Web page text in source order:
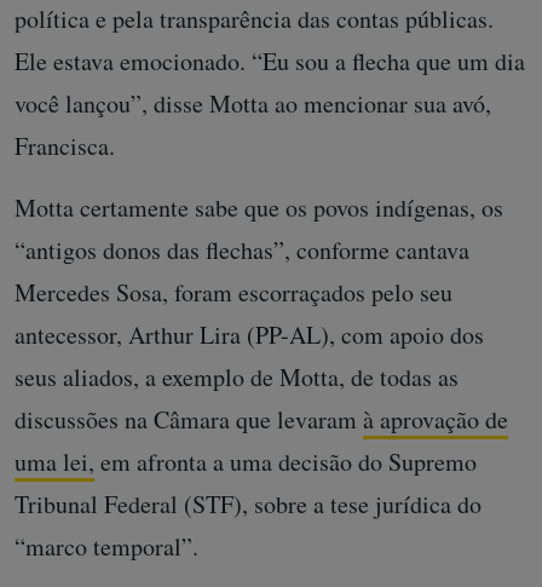
política e pela transparência das contas públicas.
Ele estava emocionado. “Eu sou a flecha que um dia
você lançou”, disse Motta ao mencionar sua avó,
Francisca.
Motta certamente sabe que os povos indígenas, os
“antigos donos das flechas”, conforme cantava
Mercedes Sosa, foram escorraçados pelo seu
antecessor, Arthur Lira (PP-AL), com apoio dos
seus aliados, a exemplo de Motta, de todas as
discussões na Câmara que levaram à aprovação de
uma lei, em afronta a uma decisão do Supremo
Tribunal Federal (STF), sobre a tese jurídica do
“marco temporal”.